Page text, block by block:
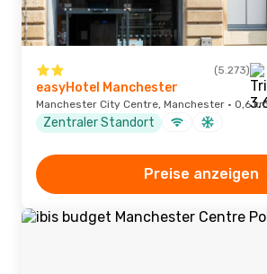
(5.273)
easyHotel Manchester
Manchester City Centre, Manchester · 0,6
Zentraler Standort
Preise anzeigen